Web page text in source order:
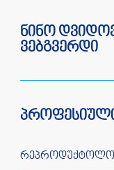
ნინო
ვებგვერდი